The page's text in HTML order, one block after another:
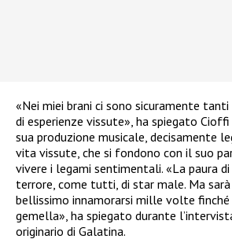
«Nei miei brani ci sono sicuramente
di esperienze vissute», ha spiegato
sua produzione musicale, decisamente
vita vissute, che si fondono con il suo
vivere i legami sentimentali. «La paura
terrore, come tutti, di star male. Ma sarà
bellissimo innamorarsi mille volte finché
gemella», ha spiegato durante
originario di Galatina.